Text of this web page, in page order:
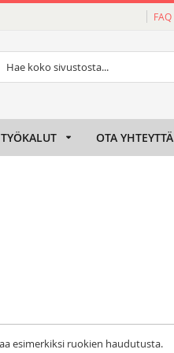
FAQ
TYÖKALUT OTA YHTEYTTÄ
esimerkiksi ruokien haudutusta.